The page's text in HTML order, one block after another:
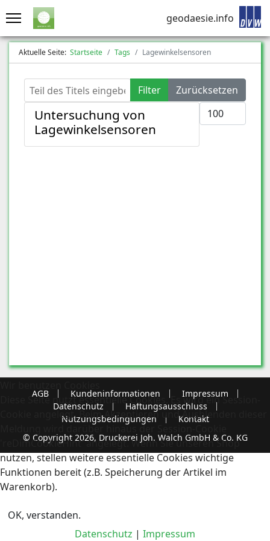
geodaesie.info
Aktuelle Seite: Startseite Tags Lagewinkelsensoren
Teil des Titels eingeben Filter
Zurücksetzen
Anzeige #
Untersuchung von
Lagewinkelsensoren
AGB Kundeninformationen
Impressum
Datenschutz
Haftungsausschluss
Nutzungsbedingungen
Kontakt
© Copyright 2026, Druckerei Joh. Walch GmbH & Co. KG
Diese Seite nutzt essentielle Cookies. Es wird ein Session-
Cookie angelegt. Beim Akzeptieren und Ausblenden dieser
Meldung wird darüber hinaus der Session-Cookie
'reDimCookieHint' angelegt. Wenn Sie unseren Shop
nutzen, stellen weitere essentielle Cookies wichtige
Funktionen bereit (z.B. Speicherung der Artikel im
Warenkorb).
OK, verstanden.
Datenschutz | Impressum